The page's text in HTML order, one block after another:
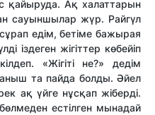
қайыруда. Ақ халаттарын
сауыншылар жүр. Райгүл
едім, бетіме бажырая
іздеген жігіттер көбейіп
«Жігіті не?» дедім
та пайда болды. Әйел
ақ үйге нұсқап жіберді.
естілген мынадай